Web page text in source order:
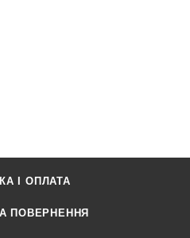
І ОПЛАТА
ПОВЕРНЕННЯ